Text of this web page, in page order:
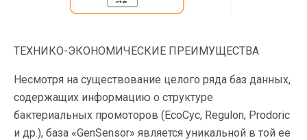
ТЕХНИКО-ЭКОНОМИЧЕСКИЕ ПРЕИМУЩЕСТВА
Несмотря на существование целого ряда баз данных,
содержащих информацию о структуре
бактериальных промоторов (EcoCyc, Regulon, Prodoric
и др.), база «GenSensor» является уникальной в той ее